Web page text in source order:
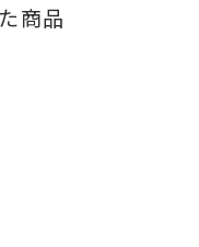
商品